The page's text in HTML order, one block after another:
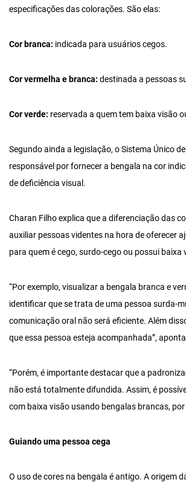
especificações das colorações. São elas:
Cor branca: indicada para usuários cegos.
Cor vermelha e branca: destinada a pessoas
Cor verde: reservada a quem tem baixa visão
Segundo ainda a legislação, o Sistema Único
responsável por fornecer a bengala na cor
de deficiência visual.
Charan Filho explica que a diferenciação das
auxiliar pessoas videntes na hora de oferecer
para quem é cego, surdo-cego ou possui baixa
“Por exemplo, visualizar a bengala branca e
identificar que se trata de uma pessoa surda-
comunicação oral não será eficiente. Além
que essa pessoa esteja acompanhada”,
“Porém, é importante destacar que a
não está totalmente difundida. Assim, é
com baixa visão usando bengalas brancas, por
Guiando uma pessoa cega
O uso de cores na bengala é antigo. A origem